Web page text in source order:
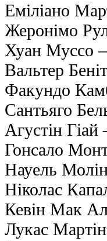
Еміліано
Жеронімо
Хуан Муссо
Вальтер
Факундо
Сантьяго
Агустін
Гонсало
Науель
Ніколас
Кевін Мак
Лукас